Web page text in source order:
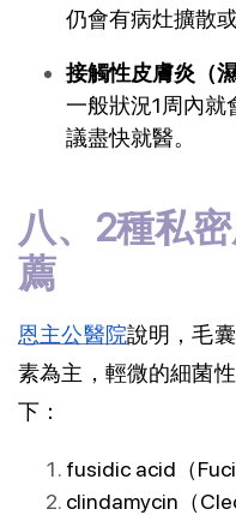
仍會有病灶擴散
接觸性皮膚炎（
一般狀況1周內就
議盡快就醫。
八、2種私
薦
恩主公醫院說明，毛
素為主，輕微的細菌
下：
fusidic acid（
clindamycin（